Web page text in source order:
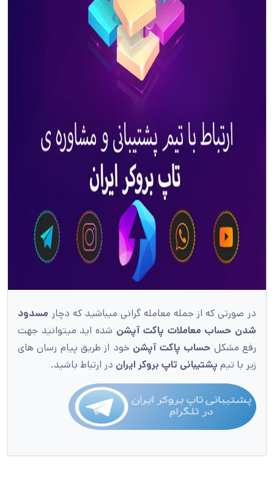
در صورتی که از جمله معامله گرانی میباشید که دچار مسدود
شدن حساب معاملات پاکت آپشن شده اید میتوانید جهت
رفع مشکل حساب پاکت آپشن خود از طریق پیام رسان های
زیر با تیم پشتیبانی تاپ بروکر ایران در ارتباط باشید.